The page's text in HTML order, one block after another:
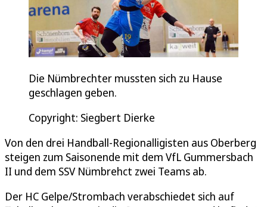
Die Nümbrechter mussten sich zu Hause
geschlagen geben.
Copyright: Siegbert Dierke
Von den drei Handball-Regionalligisten aus Oberberg
steigen zum Saisonende mit dem VfL Gummersbach
II und dem SSV Nümbrehct zwei Teams ab.
Der HC Gelpe/Strombach verabschiedet sich auf